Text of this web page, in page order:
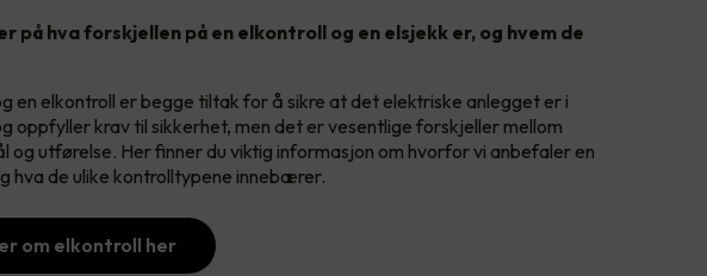
på hva forskjellen på en elkontroll og en elsjekk er, og hvem de
en elkontroll er begge tiltak for å sikre at det elektriske anlegget er i
oppfyller krav til sikkerhet, men det er vesentlige forskjeller mellom
og utførelse. Her finner du viktig informasjon om hvorfor vi anbefaler en
hva de ulike kontrolltypene innebærer.
om elkontroll her